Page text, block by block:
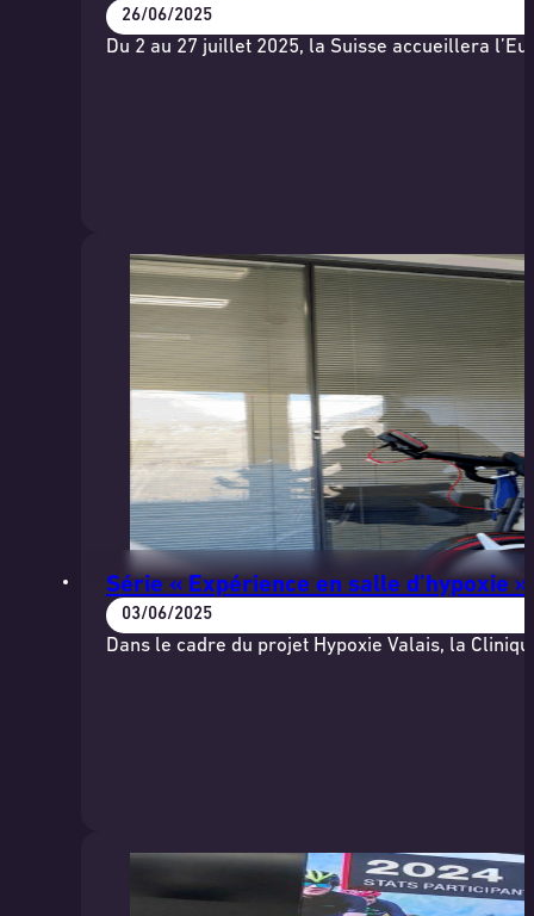
26/06/2025
Du 2 au 27 juillet 2025, la Suisse accueillera
Série « Expérience en salle d’hypoxie
03/06/2025
Dans le cadre du projet Hypoxie Valais, la